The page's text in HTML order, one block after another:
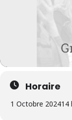
Horaire
1 Octobre 202414